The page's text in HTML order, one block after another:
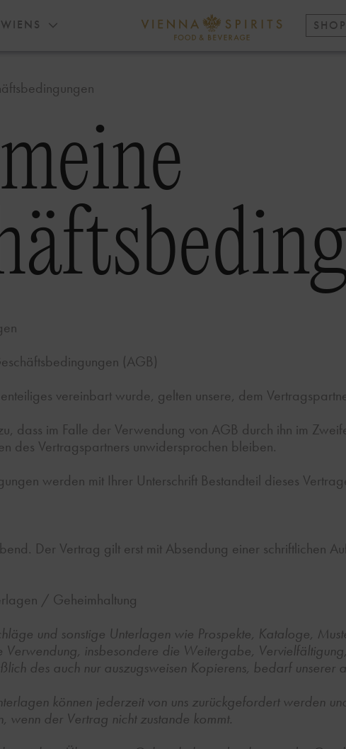
SHOP
(AGB)
vereinbart wurde, gelten unsere, dem
dass im Falle der Verwendung von AGB durch ihn im
des Vertragspartners unwidersprochen bleiben.
werden mit Ihrer Unterschrift Bestandteil dieses
Der Vertrag gilt erst mit Absendung einer schriftlichen
/ Geheimhaltung
und sonstige Unterlagen wie Prospekte, Kataloge,
Verwendung, insbesondere die Weitergabe,
des auch nur auszugsweisen Kopierens, bedarf unserer
können jederzeit von uns zurückgefordert werden
wenn der Vertrag nicht zustande kommt.